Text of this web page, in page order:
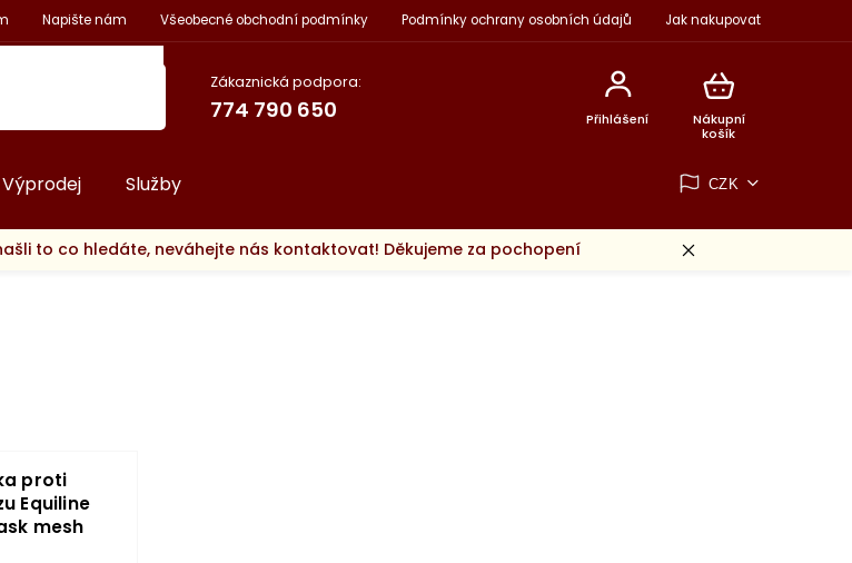
Napište nám Všeobecné obchodní podmínky Podmínky ochrany osobních údajů Jak nakupovat
Zákaznická podpora:
774 790 650
Nákupní
košík
Přihlášení
CZK
Výprodej Služby
to co hledáte, neváhejte nás kontaktovat! Děkujeme za pochopení
proti
Equiline
mesh